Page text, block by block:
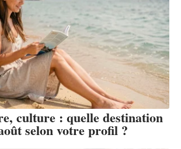
culture : quelle destination
selon votre profil ?